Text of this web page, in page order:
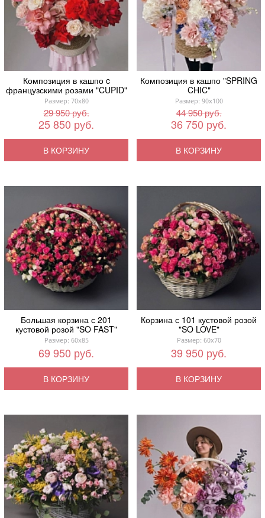
Композиция в кашпо c
французскими розами "CUPID"
Размер: 70x80
29 950 руб.
25 850 руб.
В КОРЗИНУ
Композиция в кашпо "SPRING
CHIC"
Размер: 90x100
44 950 руб.
36 750 руб.
В КОРЗИНУ
Большая корзина с 201
кустовой розой "SO FAST"
Размер: 60x85
69 950 руб.
В КОРЗИНУ
Корзина с 101 кустовой розой
"SO LOVE"
Размер: 60x70
39 950 руб.
В КОРЗИНУ